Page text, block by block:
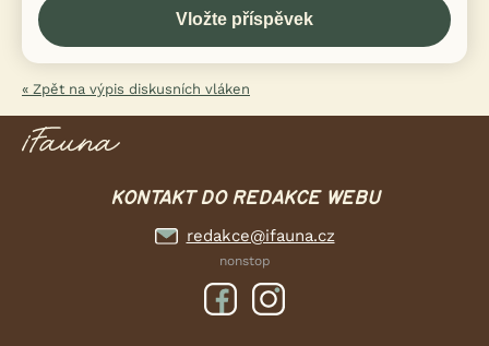
« Zpět na výpis diskusních vláken
KONTAKT DO REDAKCE WEBU
redakce@ifauna.cz
nonstop